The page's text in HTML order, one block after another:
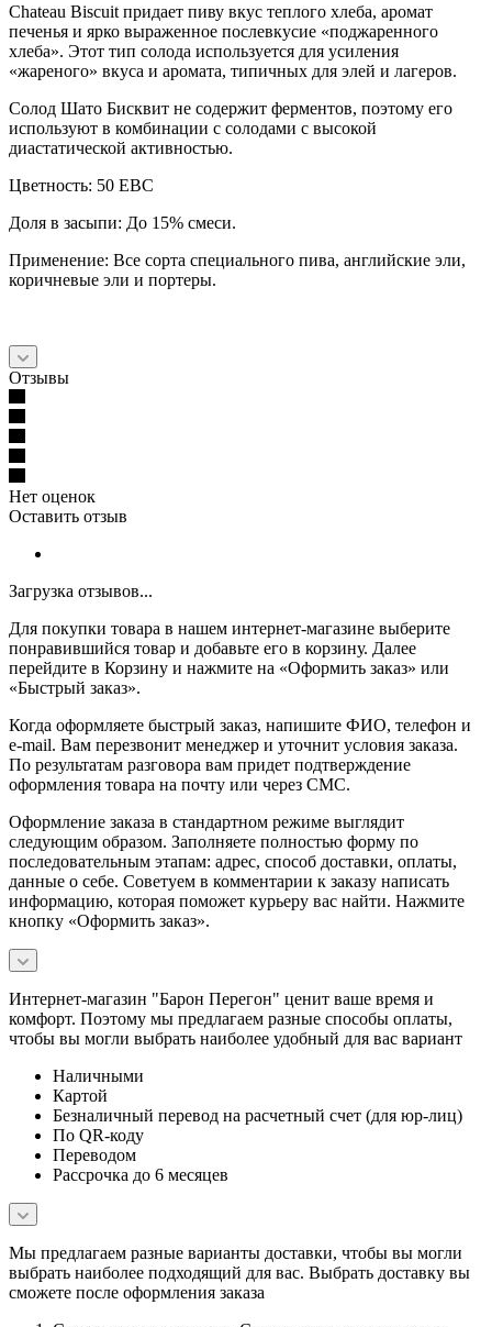
Chateau Biscuit придает пиву вкус теплого хлеба, аромат
печенья и ярко выраженное послевкусие «поджаренного
хлеба». Этот тип солода используется для усиления
«жареного» вкуса и аромата, типичных для элей и лагеров.
Солод Шато Бисквит не содержит ферментов, поэтому его
используют в комбинации с солодами с высокой
диастатической активностью.
Цветность: 50 EBC
Доля в засыпи: До 15% смеси.
Применение: Все сорта специального пива, английские эли,
коричневые эли и портеры.
Отзывы
Нет оценок
Оставить отзыв
Загрузка отзывов...
Для покупки товара в нашем интернет-магазине выберите
понравившийся товар и добавьте его в корзину. Далее
перейдите в Корзину и нажмите на «Оформить заказ» или
«Быстрый заказ».
Когда оформляете быстрый заказ, напишите ФИО, телефон и
e-mail. Вам перезвонит менеджер и уточнит условия заказа.
По результатам разговора вам придет подтверждение
оформления товара на почту или через СМС.
Оформление заказа в стандартном режиме выглядит
следующим образом. Заполняете полностью форму по
последовательным этапам: адрес, способ доставки, оплаты,
данные о себе. Советуем в комментарии к заказу написать
информацию, которая поможет курьеру вас найти. Нажмите
кнопку «Оформить заказ».
Интернет-магазин "Барон Перегон" ценит ваше время и
комфорт. Поэтому мы предлагаем разные способы оплаты,
чтобы вы могли выбрать наиболее удобный для вас вариант
Наличными
Картой
Безналичный перевод на расчетный счет (для юр-лиц)
По QR-коду
Переводом
Рассрочка до 6 месяцев
Мы предлагаем разные варианты доставки, чтобы вы могли
выбрать наиболее подходящий для вас. Выбрать доставку вы
сможете после оформления заказа